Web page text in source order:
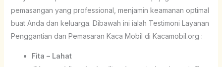
pemasangan yang professional, menjamin keamanan optimal
buat Anda dan keluarga. Dibawah ini ialah Testimoni Layanan
Penggantian dan Pemasaran Kaca Mobil di Kacamobil.org :
Fita – Lahat